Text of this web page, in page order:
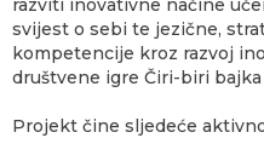
svijest o sebi te jezične,
kompetencije kroz razvoj
društvene igre Čiri-biri bajka
Projekt čine sljedeće